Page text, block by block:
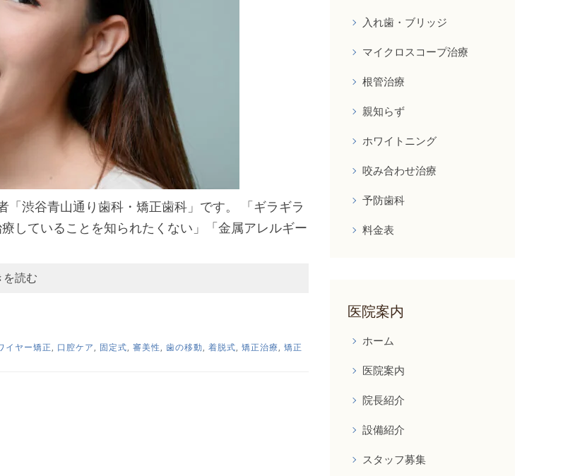
渋谷青山通り歯科・矯正歯科」です。 「ギラギラ
していることを知られたくない」「金属アレルギー
を読む
イヤー矯正 口腔ケア 固定式 審美性 歯の移動 着脱式 矯正治療
矯正
入れ歯・ブリッジ
マイクロスコープ治療
根管治療
親知らず
ホワイトニング
咬み合わせ治療
予防歯科
料金表
医院案内
ホーム
医院案内
院長紹介
設備紹介
スタッフ募集